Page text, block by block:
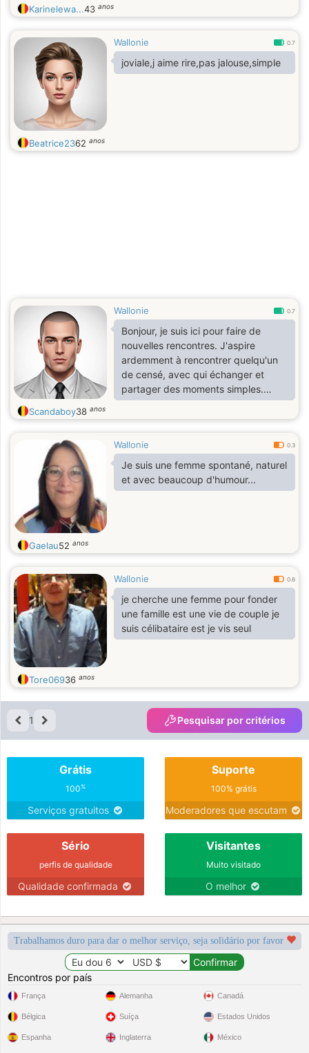
Karinelewa...43 anos
Wallonie 0.7
joviale,j aime rire,pas jalouse,simple
Beatrice2362 anos
Wallonie 0.7
Bonjour, je suis ici pour faire de
nouvelles rencontres. J'aspire
ardemment à rencontrer quelqu'un
de censé, avec qui échanger et
partager des moments simples.
Ayant déjà eu mes propres
expériences ne soyez pas vexées si
simplement que je sais clairement
quelle personne me correspondrait.
J'attends avant tout de la sincérité,
je ne cherche pas une personne qui
Scandaboy38 anos
Wallonie 0.3
Je suis une femme spontané, naturel
et avec beaucoup d'humour...
Gaelau52 anos
Wallonie 0.6
je cherche une femme pour fonder
une famille est une vie de couple je
suis célibataire est je vis seul
Tore06936 anos
1 Pesquisar por critérios
Grátis
100%
Serviços gratuitos
Suporte
100% grátis
Moderadores que escutam
Sério
perfis de qualidade
Qualidade confirmada
Visitantes
Muito visitado
O melhor
Trabalhamos duro para dar o melhor serviço, seja solidário por favor
Encontros por país
França
Bélgica
Espanha
Alemanha
Suíça
Inglaterra
Canadá
Estados Unidos
México